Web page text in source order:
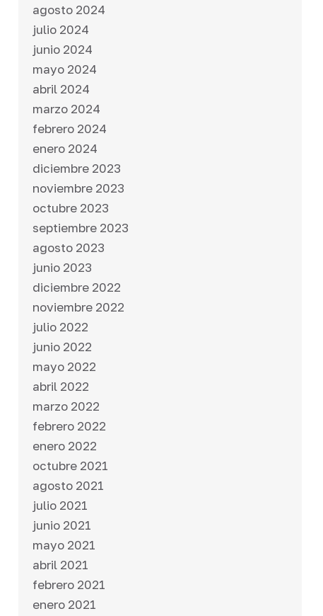
agosto 2024
julio 2024
junio 2024
mayo 2024
abril 2024
marzo 2024
febrero 2024
enero 2024
diciembre 2023
noviembre 2023
octubre 2023
septiembre 2023
agosto 2023
junio 2023
diciembre 2022
noviembre 2022
julio 2022
junio 2022
mayo 2022
abril 2022
marzo 2022
febrero 2022
enero 2022
octubre 2021
agosto 2021
julio 2021
junio 2021
mayo 2021
abril 2021
febrero 2021
enero 2021